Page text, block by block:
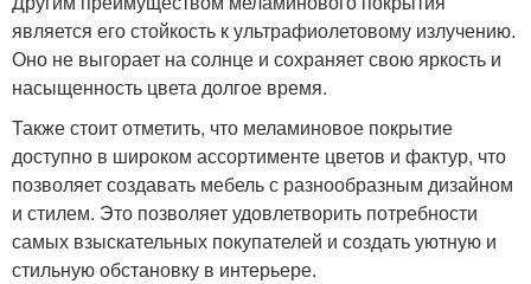
является его стойкость к ультрафиолетовому излучению.
Оно не выгорает на солнце и сохраняет свою яркость и
насыщенность цвета долгое время.
Также стоит отметить, что меламиновое покрытие
доступно в широком ассортименте цветов и фактур, что
позволяет создавать мебель с разнообразным дизайном
и стилем. Это позволяет удовлетворить потребности
самых взыскательных покупателей и создать уютную и
стильную обстановку в интерьере.